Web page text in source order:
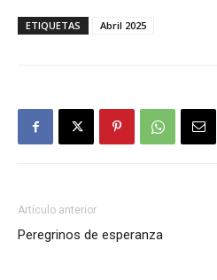
ETIQUETAS Abril 2025
Artículo anterior
Peregrinos de esperanza